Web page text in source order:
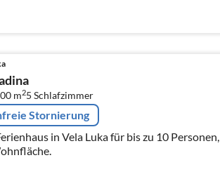
m25 Schlafzimmer
Stornierung
in Vela Luka für bis zu 10 Personen,